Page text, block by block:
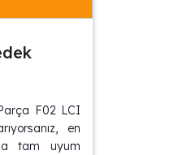
F02 LCI
en
tam uyum